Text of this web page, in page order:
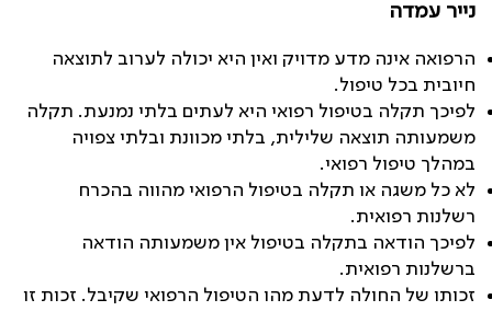
נייר עמדה
הרפואה אינה מדע מדויק ואין היא יכולה לערוב לתוצאה
חיובית בכל טיפול.
לפיכך תקלה בטיפול רפואי היא לעתים בלתי נמנעת. תקלה
משמעותה תוצאה שלילית, בלתי מכוונת ובלתי צפויה
במהלך טיפול רפואי.
לא כל משגה או תקלה בטיפול הרפואי מהווה בהכרח
רשלנות רפואית.
לפיכך הודאה בתקלה בטיפול אין משמעותה הודאה
ברשלנות רפואית.
זכותו של החולה לדעת מהו הטיפול הרפואי שקיבל. זכות זו